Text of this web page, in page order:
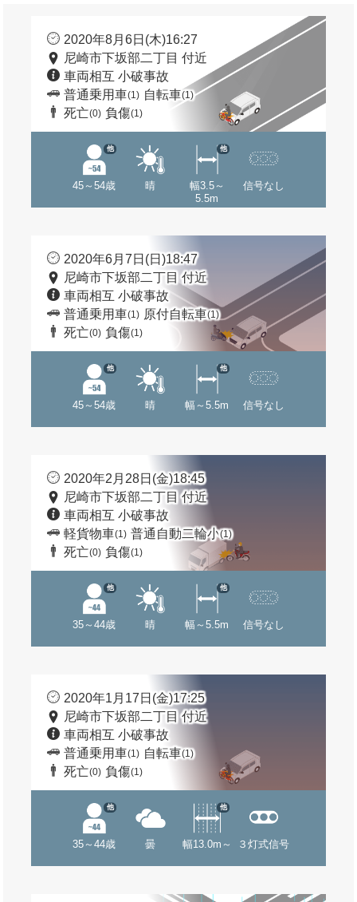
2020年8月6日(木)16:27
尼崎市下坂部二丁目 付近
車両相互 小破事故
普通乗用車(1) 自転車(1)
死亡(0) 負傷(1)
45～54歳
他
晴
幅3.5～
5.5m
他
信号なし
2020年6月7日(日)18:47
尼崎市下坂部二丁目 付近
車両相互 小破事故
普通乗用車(1) 原付自転車(1)
死亡(0) 負傷(1)
45～54歳
他
晴 幅～5.5m
他
信号なし
2020年2月28日(金)18:45
尼崎市下坂部二丁目 付近
車両相互 小破事故
軽貨物車(1) 普通自動二輪小(1)
死亡(0) 負傷(1)
35～44歳
他
晴 幅～5.5m
他
信号なし
2020年1月17日(金)17:25
尼崎市下坂部二丁目 付近
車両相互 小破事故
普通乗用車(1) 自転車(1)
死亡(0) 負傷(1)
35～44歳
他
曇 幅13.0m～
他
３灯式信号